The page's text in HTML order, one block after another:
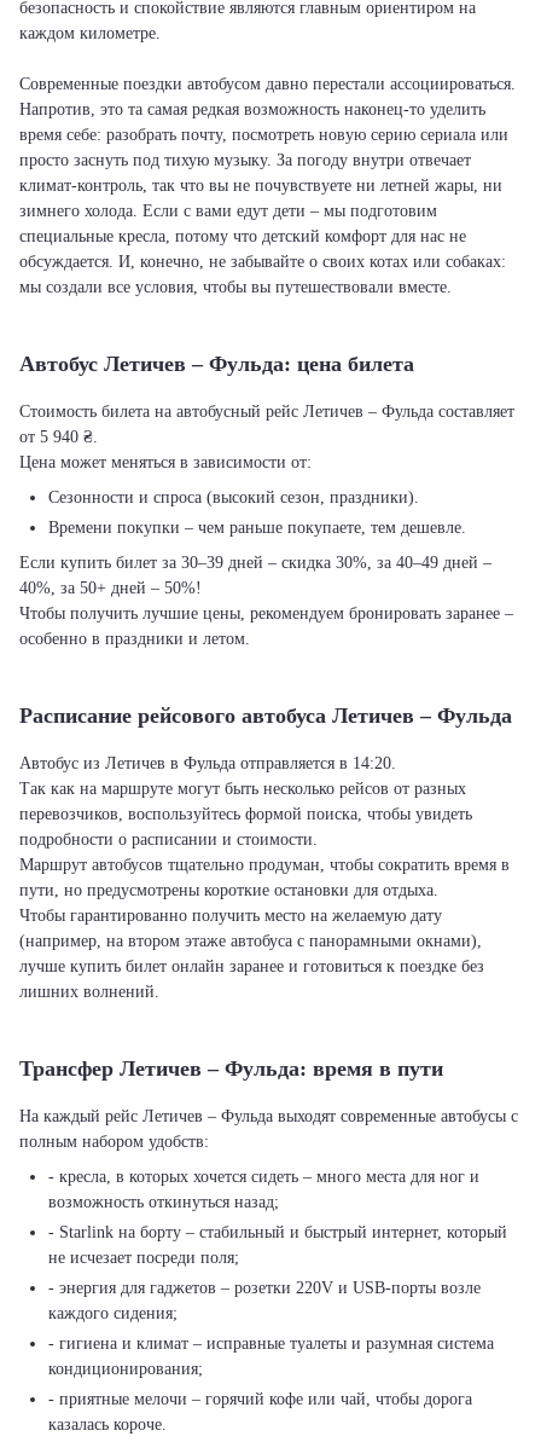
безопасность и спокойствие являются главным ориентиром на
каждом километре.
Современные поездки автобусом давно перестали ассоциироваться.
Напротив, это та самая редкая возможность наконец-то уделить
время себе: разобрать почту, посмотреть новую серию сериала или
просто заснуть под тихую музыку. За погоду внутри отвечает
климат-контроль, так что вы не почувствуете ни летней жары, ни
зимнего холода. Если с вами едут дети – мы подготовим
специальные кресла, потому что детский комфорт для нас не
обсуждается. И, конечно, не забывайте о своих котах или собаках:
мы создали все условия, чтобы вы путешествовали вместе.
Автобус Летичeв – Фульда: цена билета
Стоимость билета на автобусный рейс Летичeв – Фульда составляет
от 5 940 ₴.
Цена может меняться в зависимости от:
Сезонности и спроса (высокий сезон, праздники).
Времени покупки – чем раньше покупаете, тем дешевле.
Если купить билет за 30–39 дней – скидка 30%, за 40–49 дней –
40%, за 50+ дней – 50%!
Чтобы получить лучшие цены, рекомендуем бронировать заранее –
особенно в праздники и летом.
Расписание рейсового автобуса Летичeв – Фульда
Автобус из Летичeв в Фульда отправляется в 14:20.
Так как на маршруте могут быть несколько рейсов от разных
перевозчиков, воспользуйтесь формой поиска, чтобы увидеть
подробности о расписании и стоимости.
Маршрут автобусов тщательно продуман, чтобы сократить время в
пути, но предусмотрены короткие остановки для отдыха.
Чтобы гарантированно получить место на желаемую дату
(например, на втором этаже автобуса с панорамными окнами),
лучше купить билет онлайн заранее и готовиться к поездке без
лишних волнений.
Трансфер Летичeв – Фульда: время в пути
На каждый рейс Летичeв – Фульда выходят современные автобусы с
полным набором удобств:
- кресла, в которых хочется сидеть – много места для ног и
возможность откинуться назад;
- Starlink на борту – стабильный и быстрый интернет, который
не исчезает посреди поля;
- энергия для гаджетов – розетки 220V и USB-порты возле
каждого сидения;
- гигиена и климат – исправные туалеты и разумная система
кондиционирования;
- приятные мелочи – горячий кофе или чай, чтобы дорога
казалась короче.